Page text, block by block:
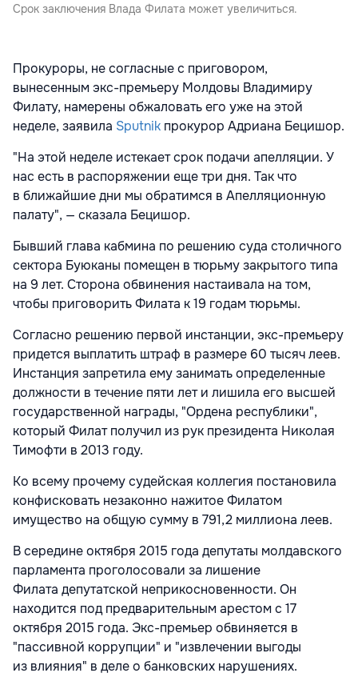
Срок заключения Влада Филата может увеличиться.
Прокуроры, не согласные с приговором,
вынесенным экс-премьеру Молдовы Владимиру
Филату, намерены обжаловать его уже на этой
неделе, заявила Sputnik прокурор Адриана Бецишор.
"На этой неделе истекает срок подачи апелляции. У
нас есть в распоряжении еще три дня. Так что
в ближайшие дни мы обратимся в Апелляционную
палату", — сказала Бецишор.
Бывший глава кабмина по решению суда столичного
сектора Буюканы помещен в тюрьму закрытого типа
на 9 лет. Сторона обвинения настаивала на том,
чтобы приговорить Филата к 19 годам тюрьмы.
Согласно решению первой инстанции, экс-премьеру
придется выплатить штраф в размере 60 тысяч леев.
Инстанция запретила ему занимать определенные
должности в течение пяти лет и лишила его высшей
государственной награды, "Ордена республики",
который Филат получил из рук президента Николая
Тимофти в 2013 году.
Ко всему прочему судейская коллегия постановила
конфисковать незаконно нажитое Филатом
имущество на общую сумму в 791,2 миллиона леев.
В середине октября 2015 года депутаты молдавского
парламента проголосовали за лишение
Филата депутатской неприкосновенности. Он
находится под предварительным арестом с 17
октября 2015 года. Экс-премьер обвиняется в
"пассивной коррупции" и "извлечении выгоды
из влияния" в деле о банковских нарушениях.